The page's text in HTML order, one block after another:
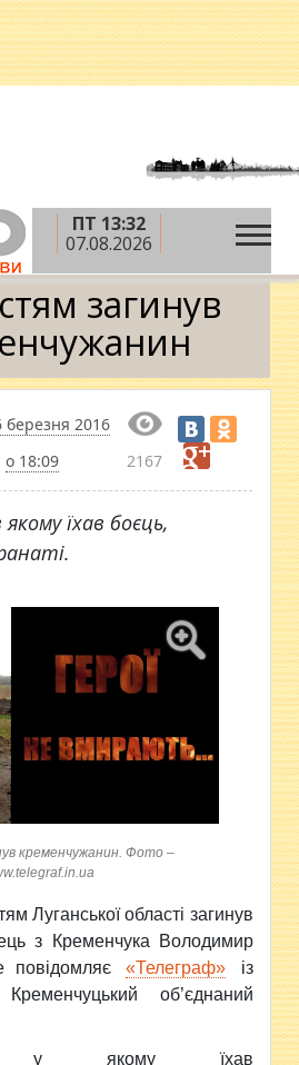
ПТ 13:32
07.08.2026
Під Щастям загинув
загинув
березня 2016
о 18:09
2167
їхав боєць,
кременчужанин. Фото –
Луганської області загинув
з Кременчука Володимир
«Телеграф»
із
об’єднаний
у якому їхав